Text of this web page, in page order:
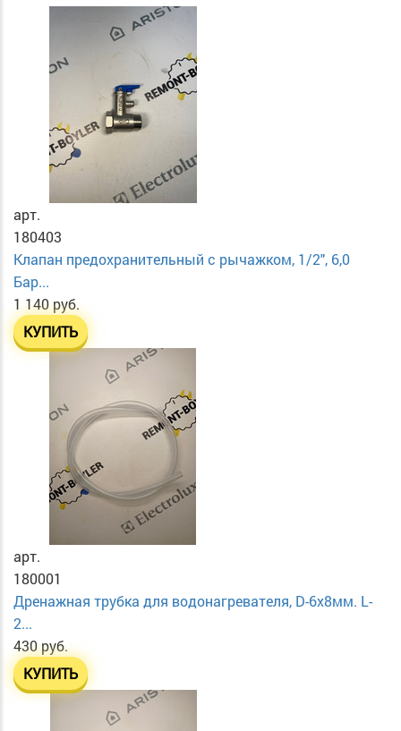
арт.
180403
Клапан предохранительный с рычажком, 1/2", 6,0
Бар...
1 140 руб.
КУПИТЬ
арт.
180001
Дренажная трубка для водонагревателя, D-6х8мм. L-
2...
430 руб.
КУПИТЬ